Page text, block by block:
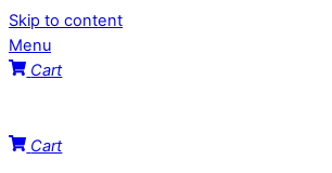
Skip to content
Menu
Cart
Cart